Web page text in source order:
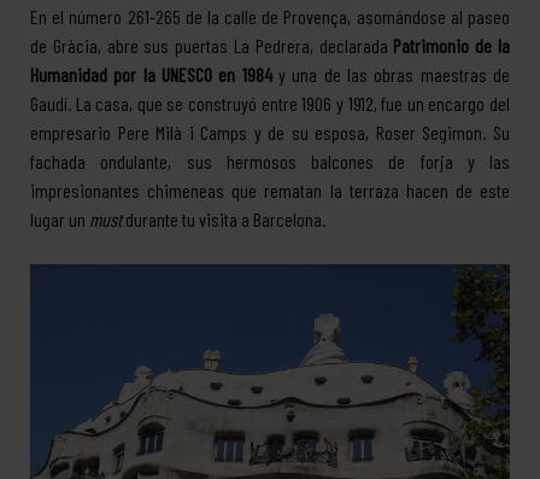
En el número 261-265 de la calle de Provença, asomándose al paseo
de Gràcia, abre sus puertas La Pedrera, declarada Patrimonio de la
Humanidad por la UNESCO en 1984y una de las obras maestras de
Gaudí. La casa, que se construyó entre 1906 y 1912, fue un encargo del
empresario Pere Milà i Camps y de su esposa, Roser Segimon. Su
fachada ondulante, sus hermosos balcones de forja y las
impresionantes chimeneas que rematan la terraza hacen de este
lugar un mustdurante tu visita a Barcelona.